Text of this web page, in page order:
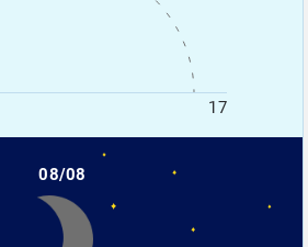
17
08/08